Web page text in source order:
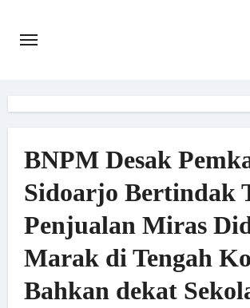
BNPM Desak
Sidoarjo Bertindak
Penjualan Miras
Marak di Tengah
Bahkan dekat